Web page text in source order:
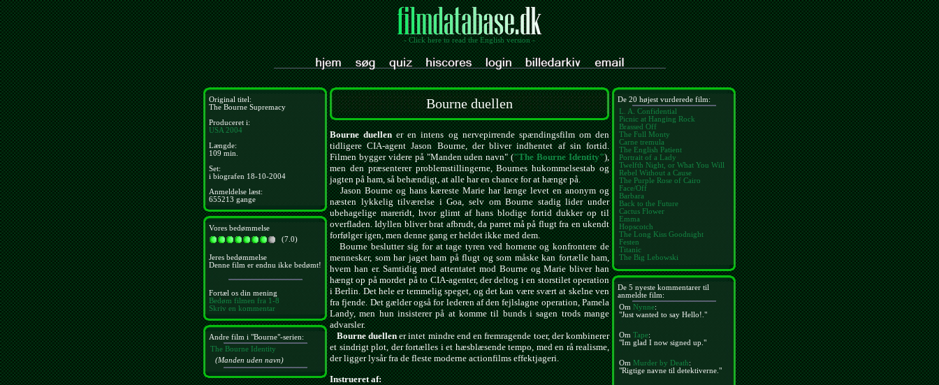
- Click here to read the English version -
Original titel:
The Bourne Supremacy
Produceret i:
USA 2004
Længde:
109 min.
Set:
i biografen 18-10-2004
Anmeldelse læst:
655213 gange
Vores bedømmelse
(7.0)
Jeres bedømmelse
Denne film er endnu ikke bedømt!
Fortæl os din mening
Bedøm filmen fra 1-8
Skriv en kommentar
Andre film i "Bourne"-serien:
The Bourne Identity
(Manden uden navn)
Bourne duellen
Bourne duellener en intens og nervepirrende spændingsfilm om den
tidligere CIA-agent Jason Bourne, der bliver indhentet af sin fortid.
Filmen bygger videre på "Manden uden navn" ("The Bourne Identity"),
men den præsenterer problemstillingerne, Bournes hukommelsestab og
jagten på ham, så behændigt, at alle har en chance for at hænge på.
Jason Bourne og hans kæreste Marie har længe levet en anonym og
næsten lykkelig tilværelse i Goa, selv om Bourne stadig lider under
ubehagelige mareridt, hvor glimt af hans blodige fortid dukker op til
overfladen. Idyllen bliver brat afbrudt, da parret må på flugt fra en ukendt
forfølger igen, men denne gang er heldet ikke med dem.
Bourne beslutter sig for at tage tyren ved hornene og konfrontere de
mennesker, som har jaget ham på flugt og som måske kan fortælle ham,
hvem han er. Samtidig med attentatet mod Bourne og Marie bliver han
hængt op på mordet på to CIA-agenter, der deltog i en storstilet operation
i Berlin. Det hele er temmelig speget, og det kan være svært at skelne ven
fra fjende. Det gælder også for lederen af den fejlslagne operation, Pamela
Landy, men hun insisterer på at komme til bunds i sagen trods mange
advarsler.
Bourne duellener intet mindre end en fremragende toer, der kombinerer
et sindrigt plot, der fortælles i et hæsblæsende tempo, med en rå realisme,
der ligger lysår fra de fleste moderne actionfilms effektjageri.
Instrueret af:
De 20 højest vurderede film:
L. A. Confidential
Picnic at Hanging Rock
Brassed Off
The Full Monty
Carne tremula
The English Patient
Portrait of a Lady
Twelfth Night, or What You Will
Rebel Without a Cause
The Purple Rose of Cairo
Face/Off
Barbara
Back to the Future
Cactus Flower
Emma
Hopscotch
The Long Kiss Goodnight
Festen
Titanic
The Big Lebowski
De 5 nyeste kommentarer til
anmeldte film:
OmNynne:
"Just wanted to say Hello!."
OmTape:
"Im glad I now signed up."
OmMurder by Death:
"Rigtige navne til detektiverne."